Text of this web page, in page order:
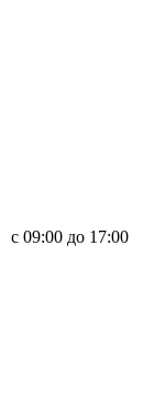
с 09:00 до 17:00